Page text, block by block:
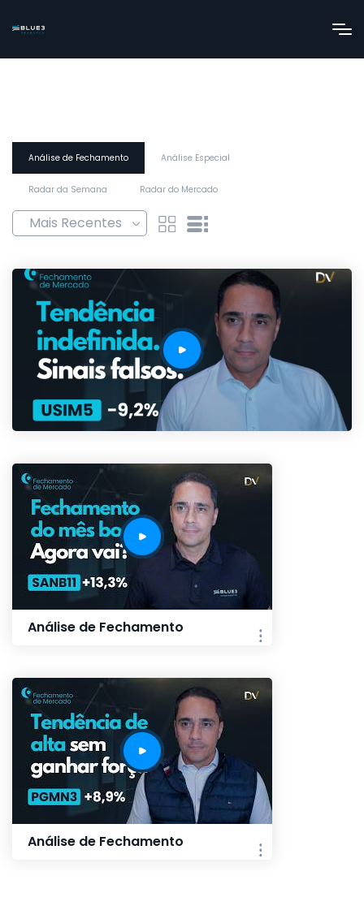
Análise de Fechamento Análise Especial
Radar da Semana Radar do Mercado
Análise de Fechamento
Análise de Fechamento